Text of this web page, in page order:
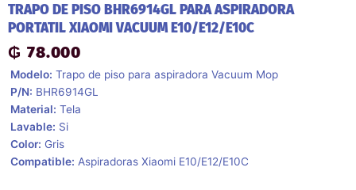
TRAPO DE PISO BHR6914GL PARA ASPIRADORA
PORTATIL XIAOMI VACUUM E10/E12/E10C
₲ 78.000
 Modelo: Trapo de piso para aspiradora Vacuum Mop
 P/N: BHR6914GL
 Material: Tela
 Lavable: Si
 Color: Gris
 Compatible: Aspiradoras Xiaomi E10/E12/E10C